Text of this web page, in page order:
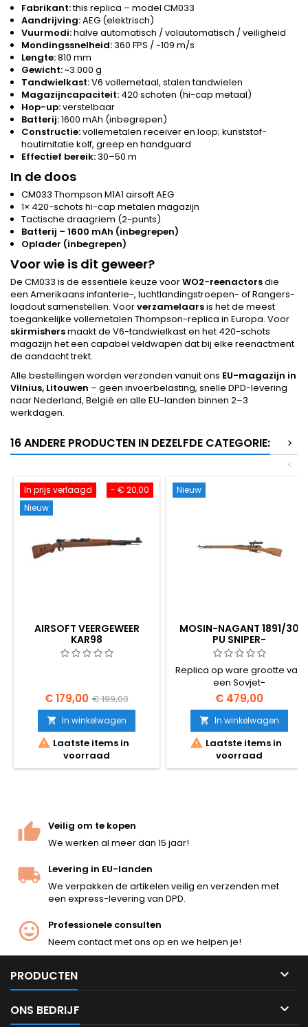
Fabrikant:this replica – model CM033
Aandrijving:AEG (elektrisch)
Vuurmodi:halve automatisch / volautomatisch / veiligheid
Mondingssnelheid:360 FPS / ~109 m/s
Lengte:810 mm
Gewicht:~3.000 g
Tandwielkast:V6 vollemetaal, stalen tandwielen
Magazijncapaciteit: 420 schoten (hi-cap metaal)
Hop-up:verstelbaar
Batterij:1600 mAh (inbegrepen)
Constructie:vollemetalen receiver en loop; kunststof-
houtimitatie kolf, greep en handguard
Effectief bereik:30–50 m
In de doos
CM033 Thompson M1A1 airsoft AEG
1× 420-schots hi-cap metalen magazijn
Tactische draagriem (2-punts)
Batterij – 1600 mAh (inbegrepen)
Oplader (inbegrepen)
Voor wie is dit geweer?
De CM033 is de essentiële keuze voorWO2-reenactorsdie
een Amerikaans infanterie-, luchtlandingstroepen- of Rangers-
loadout samenstellen. Voorverzamelaarsis het de meest
toegankelijke vollemetalen Thompson-replica in Europa. Voor
skirmishersmaakt de V6-tandwielkast en het 420-schots
magazijn het een capabel veldwapen dat bij elke reenactment
de aandacht trekt.
Alle bestellingen worden verzonden vanuit ons EU-magazijn in
Vilnius, Litouwen – geen invoerbelasting, snelle DPD-levering
naar Nederland, België en alle EU-landen binnen 2–3
werkdagen.
16 ANDERE PRODUCTEN IN DEZELFDE CATEGORIE:
>
<
- € 20,00
In prijs verlaagd
Nieuw
AIRSOFT VEERGEWEER
KAR98
€ 179,00 € 199,00
 In winkelwagen
 Laatste items in
voorraad
Nieuw
MOSIN-NAGANT 1891/30
PU SNIPER-
AIRSOFTGEWEER – ECHT
HOUT, ECHTE PU-
RICHTKIJKER, WWII SOVJET
Replica op ware grootte van
een Sovjet-
sluipschuttersgeweer uit de
Tweede Wereldoorlog —
Mosin-Nagant 1891/30 met de
iconische PU-richtkijker.
Houten onderdelen, volledig
metalen mechanisme, 1240
mm lang en een authentiek
messingpatronen (enkel...
€ 479,00
 In winkelwagen
 Laatste items in
voorraad
Veilig om te kopen
We werken al meer dan 15 jaar!
Levering in EU-landen
We verpakken de artikelen veilig en verzenden met
een express-levering van DPD.
Professionele consulten
Neem contact met ons op en we helpen je!
PRODUCTEN 
ONS BEDRIJF 